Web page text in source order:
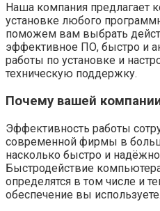
Наша компания предлагает
установке любого
поможем вам выбрать
эффективное ПО, быстро и
работы по установке и
техническую поддержку.
Почему вашей
Эффективность работы
современной фирмы в
насколько быстро и
Быстродействие
определятся в том числе и
обеспечение вы